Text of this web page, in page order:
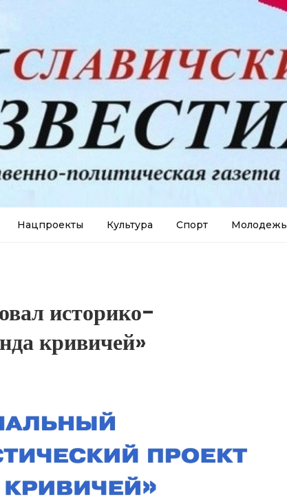
Нацпроекты Культура Спорт Молодежь
историко-
кривичей»